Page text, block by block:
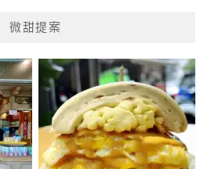
微甜提案